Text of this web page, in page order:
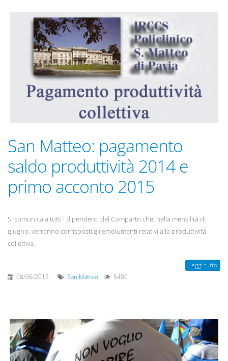
San Matteo: pagamento
saldo produttività 2014 e
primo acconto 2015
Si comunica a tutti i dipendenti del Comparto che, nella mensilità di
giugno, verranno corrisposti gli emolumenti relativi alla produttività
collettiva.
Leggi tutto
08/06/2015 San Matteo 5400